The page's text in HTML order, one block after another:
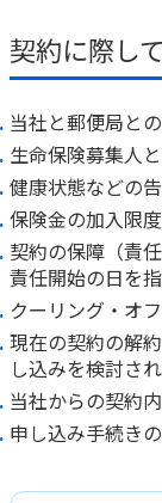
各種サービ
かんぽプラ
ご契約のし
保険用語集
お問い合わ
ご契約手続
保険料のお
保険用語集
お問い合わ
かんぽアプ
すこやか健
ラジオ体操
ラジオ体操
かんぽブラ
かんぽ生命
お客さまの
契約に際して
当社と郵便局と
生命保険募集人
健康状態などの
保険金の加入限
契約の保障（責
責任開始の日を
クーリング・オ
現在の契約の解
し込みを検討さ
当社からの契約
申し込み手続き